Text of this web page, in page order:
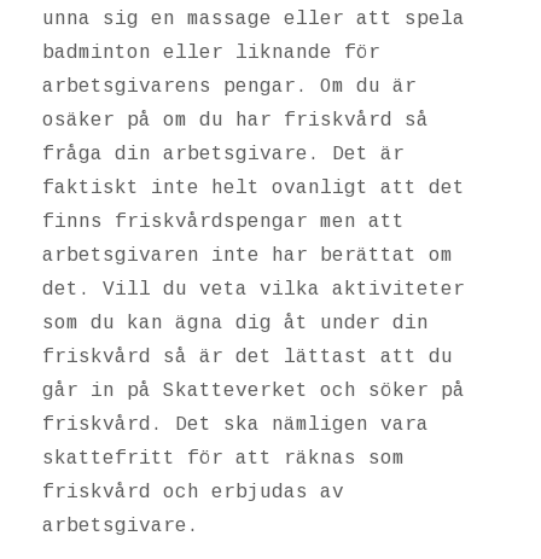
unna sig en massage eller att spela
badminton eller liknande för
arbetsgivarens pengar. Om du är
osäker på om du har friskvård så
fråga din arbetsgivare. Det är
faktiskt inte helt ovanligt att det
finns friskvårdspengar men att
arbetsgivaren inte har berättat om
det. Vill du veta vilka aktiviteter
som du kan ägna dig åt under din
friskvård så är det lättast att du
går in på Skatteverket och söker på
friskvård. Det ska nämligen vara
skattefritt för att räknas som
friskvård och erbjudas av
arbetsgivare.